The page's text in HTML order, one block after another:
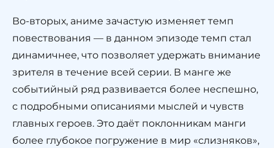
Во-вторых, аниме зачастую изменяет темп
повествования — в данном эпизоде темп стал
динамичнее, что позволяет удержать внимание
зрителя в течение всей серии. В манге же
событийный ряд развивается более неспешно,
с подробными описаниями мыслей и чувств
главных героев. Это даёт поклонникам манги
более глубокое погружение в мир «слизняков»,